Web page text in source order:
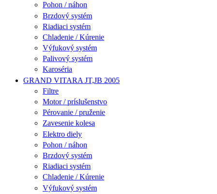
Pohon / náhon
Brzdový systém
Riadiaci systém
Chladenie / Kúrenie
Výfukový systém
Palivový systém
Karoséria
GRAND VITARA JT,JB 2005
Filtre
Motor / príslušenstvo
Pérovanie / pruženie
Zavesenie kolesa
Elektro diely
Pohon / náhon
Brzdový systém
Riadiaci systém
Chladenie / Kúrenie
Výfukový systém